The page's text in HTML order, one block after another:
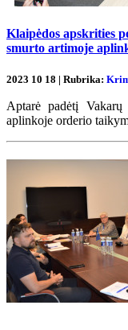
Klaipėdos apskrities
smurto artimoje
2023 10 18 | Rubrika:
Aptarė padėtį
aplinkoje orderio